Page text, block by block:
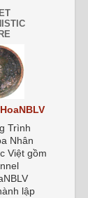
Trình
Nhân
Việt gồm
lập